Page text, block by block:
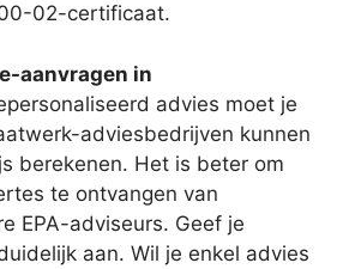
02-certificaat.
aanvragen in
advies moet je
adviesbedrijven kunnen
berekenen. Het is beter om
te ontvangen van
EPA-adviseurs. Geef je
aan. Wil je enkel advies